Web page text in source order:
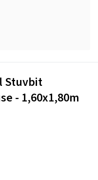
Stuvbit
- 1,60x1,80m